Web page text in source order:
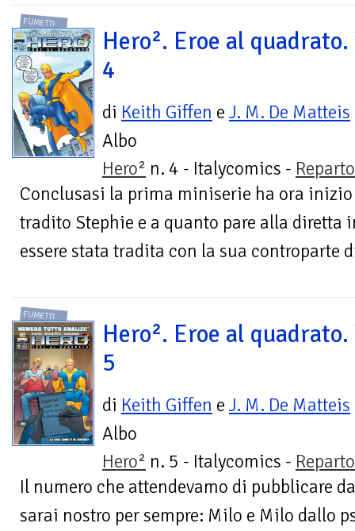
FUMETTI
Hero². Eroe al quadrato.
4
di Keith Giffen e J. M. De Matteis
Albo
Hero² n. 4 - Italycomics -
Conclusasi la prima miniserie ha ora
tradito Stephie e a quanto pare alla diretta
essere stata tradita con la sua controparte
FUMETTI
Hero². Eroe al quadrato.
5
di Keith Giffen e J. M. De Matteis
Albo
Hero² n. 5 - Italycomics -
Il numero che attendevamo di pubblicare
sarai nostro per sempre: Milo e Milo dallo